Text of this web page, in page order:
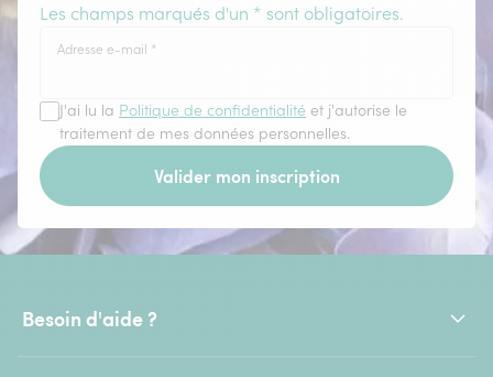
Les champs marqués d'un * sont obligatoires.
Adresse e-mail *
J'ai lu la Politique de confidentialité et j'autorise le
traitement de mes données personnelles.
Valider mon inscription
Besoin d'aide ?